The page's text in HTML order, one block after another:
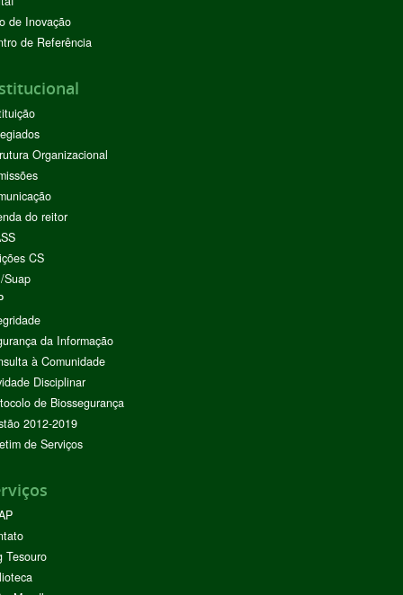
de Inovação
de Referência
Organizacional
do reitor
CS
Suap
da Informação
à Comunidade
Disciplinar
de Biossegurança
2012-2019
de Serviços
Tesouro